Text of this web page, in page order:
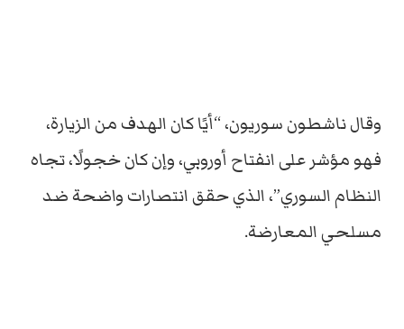
وقال ناشطون سوريون، “أيًا كان الهدف من الزيارة،
فهو مؤشر على انفتاح أوروبي، وإن كان خجولًا، تجاه
النظام السوري”، الذي حقق انتصارات واضحة ضد
مسلحي المعارضة.